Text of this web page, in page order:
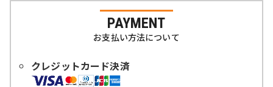
PAYMENT
お支払い方法について
クレジットカード決済